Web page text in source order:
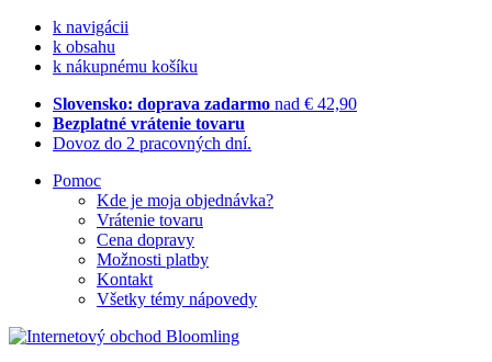
k navigácii
k obsahu
k nákupnému košíku
Slovensko: doprava zadarmo nad € 42,90
Bezplatné vrátenie tovaru
Dovoz do 2 pracovných dní.
Pomoc
Kde je moja objednávka?
Vrátenie tovaru
Cena dopravy
Možnosti platby
Kontakt
Všetky témy nápovedy